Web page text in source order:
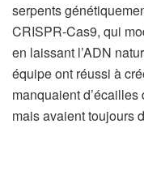
serpents
CRISPR-Cas9, qui
en laissant l’ADN
équipe ont réussi à
manquaient
mais avaient toujours